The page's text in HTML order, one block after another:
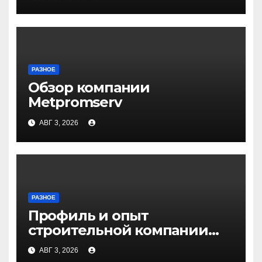
РАЗНОЕ
Обзор компании
Metpromserv
АВГ 3, 2026
РАЗНОЕ
Профиль и опыт
строительной компании
Медичи
АВГ 3, 2026